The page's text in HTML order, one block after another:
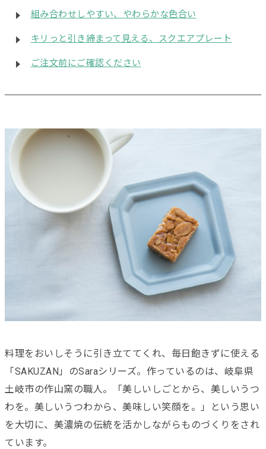
組み合わせしやすい、やわらかな色合い
キリっと引き締まって見える、スクエアプレート
ご注文前にご確認ください
料理をおいしそうに引き立ててくれ、毎日飽きずに使える
「SAKUZAN」のSaraシリーズ。作っているのは、岐阜県
土岐市の作山窯の職人。「美しいしごとから、美しいうつ
わを。美しいうつわから、美味しい笑顔を。」という思い
を大切に、美濃焼の伝統を活かしながらものづくりをされ
ています。